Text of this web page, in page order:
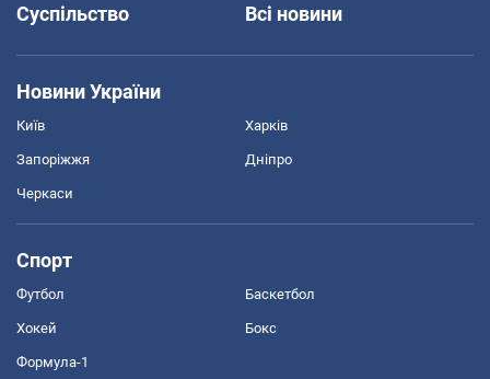
Суспільство
Всі новини
Новини України
Київ Харків
Запоріжжя Дніпро
Черкаси
Спорт
Футбол Баскетбол
Хокей Бокс
Формула-1